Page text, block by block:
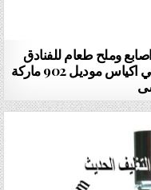
وملح طعام للفنادق
الاتوماتيكية التي تقوم بالتعبئة وتغليف في اكياس موديل 902 ماركة